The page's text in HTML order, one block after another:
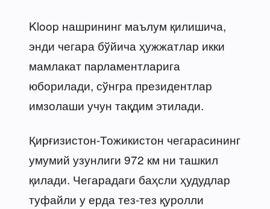
Kloop нашрининг маълум қилишича,
энди чегара бўйича ҳужжатлар икки
мамлакат парламентларига
юборилади, сўнгра президентлар
имзолаши учун тақдим этилади.
Қирғизистон-Тожикистон чегарасининг
умумий узунлиги 972 км ни ташкил
қилади. Чегарадаги баҳсли ҳудудлар
туфайли у ерда тез-тез қуролли